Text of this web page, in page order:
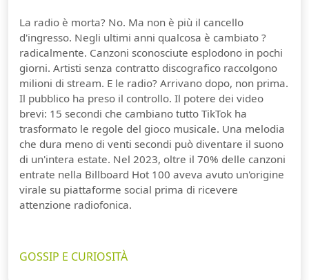
La radio è morta? No. Ma non è più il cancello
d'ingresso. Negli ultimi anni qualcosa è cambiato ?
radicalmente. Canzoni sconosciute esplodono in pochi
giorni. Artisti senza contratto discografico raccolgono
milioni di stream. E le radio? Arrivano dopo, non prima.
Il pubblico ha preso il controllo. Il potere dei video
brevi: 15 secondi che cambiano tutto TikTok ha
trasformato le regole del gioco musicale. Una melodia
che dura meno di venti secondi può diventare il suono
di un'intera estate. Nel 2023, oltre il 70% delle canzoni
entrate nella Billboard Hot 100 aveva avuto un'origine
virale su piattaforme social prima di ricevere
attenzione radiofonica.
GOSSIP E CURIOSITÀ